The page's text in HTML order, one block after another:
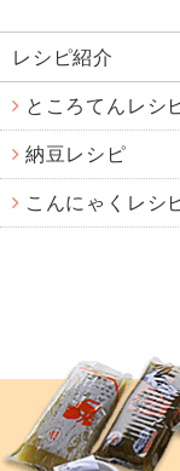
レシピ紹介
ところてんレシ
納豆レシピ
こんにゃくレシ